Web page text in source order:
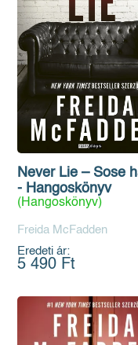
Never Lie – Sose
- Hangoskönyv
(Hangoskönyv)
Freida McFadden
Eredeti ár:
5 490 Ft